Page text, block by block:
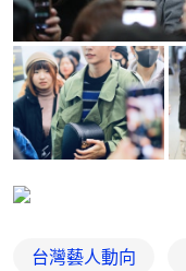
台灣藝人動向